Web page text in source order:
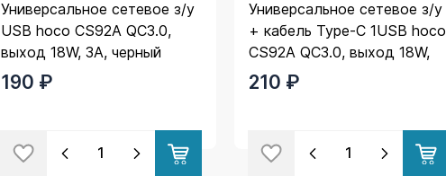
Универсальное сетевое з/у
USB hoco CS92A QC3.0,
выход 18W, 3A, черный
190 ₽
Универсальное сетевое з/у
+ кабель Type-C 1USB hoco
CS92A QC3.0, выход 18W,
черный
210 ₽